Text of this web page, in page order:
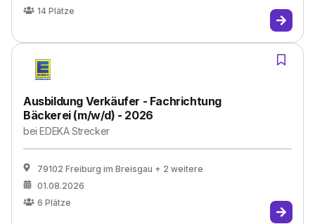
14 Plätze
Ausbildung Verkäufer - Fachrichtung
Bäckerei (m/w/d) - 2026
beiEDEKA Strecker
79102 Freiburg im Breisgau + 2 weitere
01.08.2026
6 Plätze